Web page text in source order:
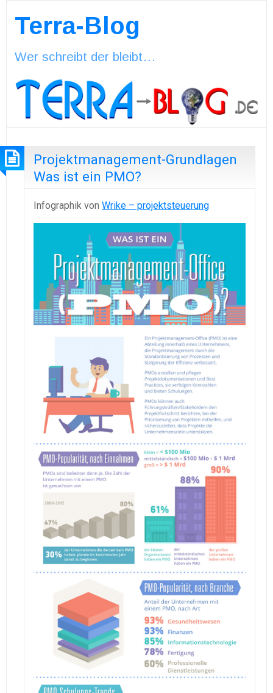
Terra-Blog
Wer schreibt der bleibt…
Projektmanagement-Grundlagen
Was ist ein PMO?
Infographik von Wrike – projektsteuerung